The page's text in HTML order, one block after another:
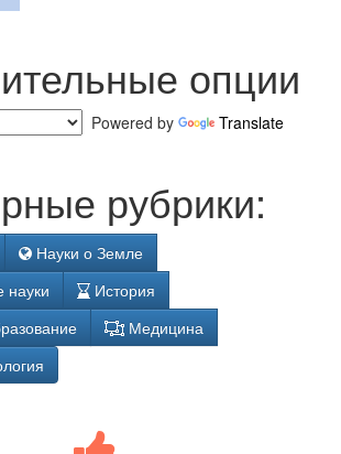
опции
Powered by Translate
рубрики:
Науки о Земле
науки
История
Медицина